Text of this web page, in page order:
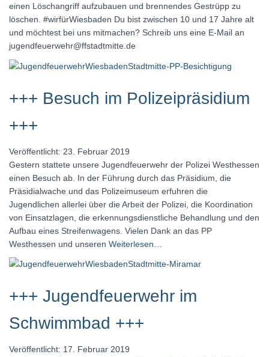
einen Löschangriff aufzubauen und brennendes Gestrüpp zu
löschen. #wirfürWiesbaden Du bist zwischen 10 und 17 Jahre alt
und möchtest bei uns mitmachen? Schreib uns eine E-Mail an
jugendfeuerwehr@ffstadtmitte.de
+++ Besuch im Polizeipräsidium
+++
Veröffentlicht: 23. Februar 2019
Gestern stattete unsere Jugendfeuerwehr der Polizei Westhessen
einen Besuch ab. In der Führung durch das Präsidium, die
Präsidialwache und das Polizeimuseum erfuhren die
Jugendlichen allerlei über die Arbeit der Polizei, die Koordination
von Einsatzlagen, die erkennungsdienstliche Behandlung und den
Aufbau eines Streifenwagens. Vielen Dank an das PP
Westhessen und unseren Weiterlesen…
+++ Jugendfeuerwehr im
Schwimmbad +++
Veröffentlicht: 17. Februar 2019